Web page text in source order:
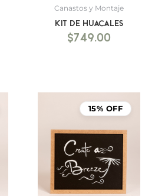
Canastos y Montaje
Kit de Huacales
$749.00
15% OFF